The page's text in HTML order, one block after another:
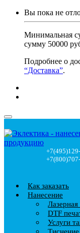
Вы пока не
Минимальная
сумму 50000
Подробнее о
“Доставка”.
Как заказать
Нанесение
Лазерная
DTF
Услуги